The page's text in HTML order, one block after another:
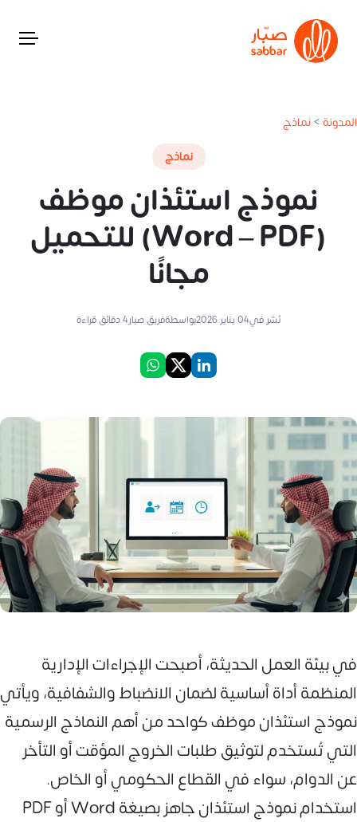
المدونة> نماذج
نماذج
نموذج استئذان موظف
(Word – PDF) للتحميل
مجانًا
نُشر في04 يناير 2026 بواسطةفريق صبار4دقائق قراءة
في بيئة العمل الحديثة، أصبحت الإجراءات الإدارية
المنظمة أداة أساسية لضمان الانضباط والشفافية، ويأتي
نموذج استئذان موظف كواحد من أهم النماذج الرسمية
التي تُستخدم لتوثيق طلبات الخروج المؤقت أو التأخر
عن الدوام، سواء في القطاع الحكومي أو الخاص.
استخدام نموذج استئذان جاهز بصيغة Word أو PDF